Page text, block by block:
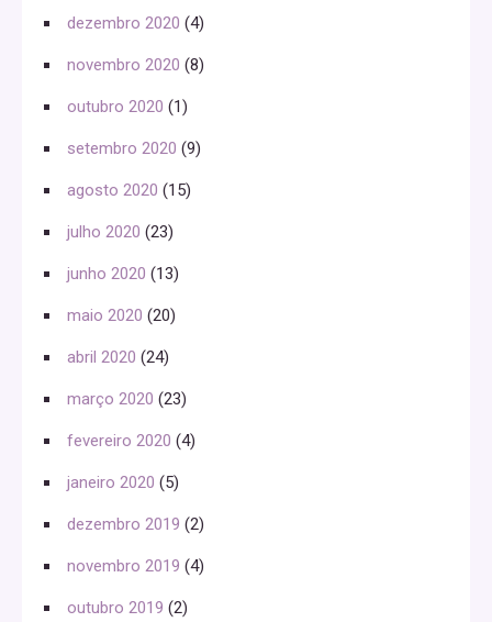
dezembro 2020 (4)
novembro 2020 (8)
outubro 2020 (1)
setembro 2020 (9)
agosto 2020 (15)
julho 2020 (23)
junho 2020 (13)
maio 2020 (20)
abril 2020 (24)
março 2020 (23)
fevereiro 2020 (4)
janeiro 2020 (5)
dezembro 2019 (2)
novembro 2019 (4)
outubro 2019 (2)